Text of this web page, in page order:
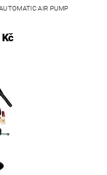
AIR PUMP